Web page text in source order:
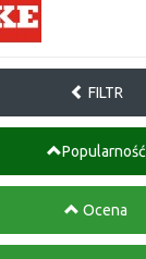
FILTR
Popularność
Ocena